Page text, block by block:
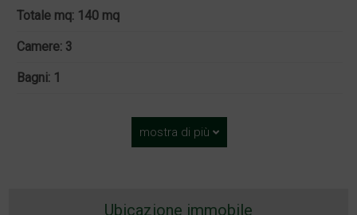
Totale mq: 140 mq
Camere: 3
Bagni: 1
mostra di più
Ubicazione immobile